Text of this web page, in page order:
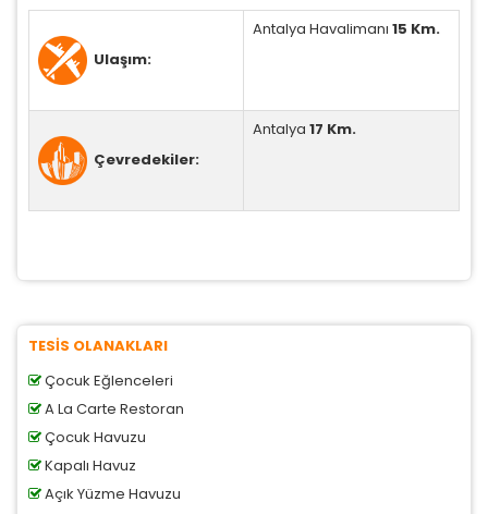
İstatistik Çerezleri
Ziyaretçilerin siteyi nasıl kullandığını anonim olarak
ölçeriz. Hangi sayfaların popüler olduğunu ve
kullanıcıların nerede zorluk yaşadığını anlamamıza
Ulaşım:
Antalya Havalimanı 15 Km.
Çevredekiler:
Antalya 17 Km.
TESİS OLANAKLARI
Çocuk Eğlenceleri
A La Carte Restoran
Çocuk Havuzu
Kapalı Havuz
Açık Yüzme Havuzu